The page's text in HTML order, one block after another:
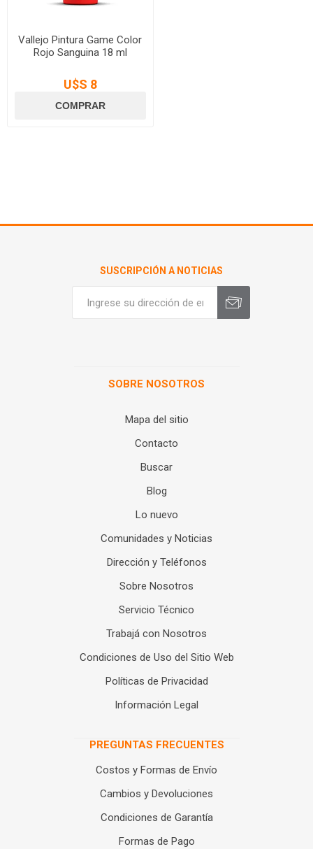
Vallejo Pintura Game Color
Rojo Sanguina 18 ml
U$S 8
SUSCRIPCIÓN A NOTICIAS
SOBRE NOSOTROS
Mapa del sitio
Contacto
Buscar
Blog
Lo nuevo
Comunidades y Noticias
Dirección y Teléfonos
Sobre Nosotros
Servicio Técnico
Trabajá con Nosotros
Condiciones de Uso del Sitio Web
Políticas de Privacidad
Información Legal
PREGUNTAS FRECUENTES
Costos y Formas de Envío
Cambios y Devoluciones
Condiciones de Garantía
Formas de Pago